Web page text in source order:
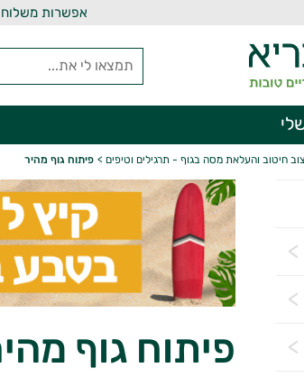
אפשרות
חיטוב והעלאת מסה בגוף - תרגילים וטיפים > פיתוח גוף מהיר
פיתוח גוף